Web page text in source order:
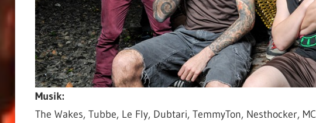
Musik:
The Wakes, Tubbe, Le Fly, Dubtari, TemmyTon, Nesthocker,